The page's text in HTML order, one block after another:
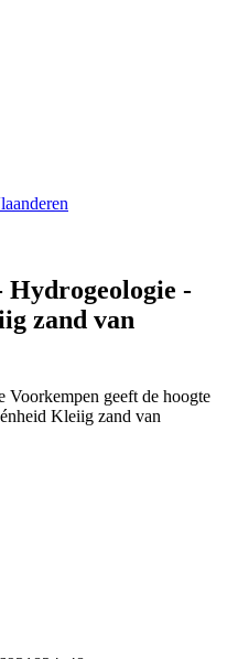
Hydrogeologie -
zand van
Voorkempen geeft de hoogte
Kleiig zand van